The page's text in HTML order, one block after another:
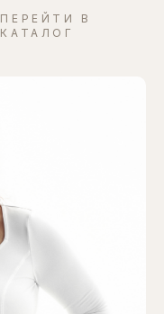
ПЕРЕЙТИ В
КАТАЛОГ